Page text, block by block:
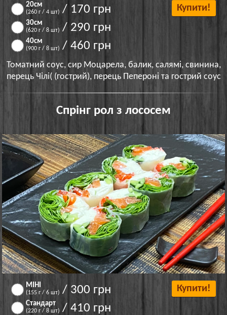
20см
(260 г / 4 шт) / 170 грн
30см
(620 г / 8 шт) / 290 грн
40см
(900 г / 8 шт) / 460 грн
Купити!
Томатний соус, сир Моцарела, балик, салямі, свинина,
перець Чілі( (гострий), перець Пепероні та гострий соус
Спрінг рол з лососем
МІНІ
(155 г / 6 шт) / 300 грн
Стандарт
(220 г / 8 шт) / 410 грн
Купити!